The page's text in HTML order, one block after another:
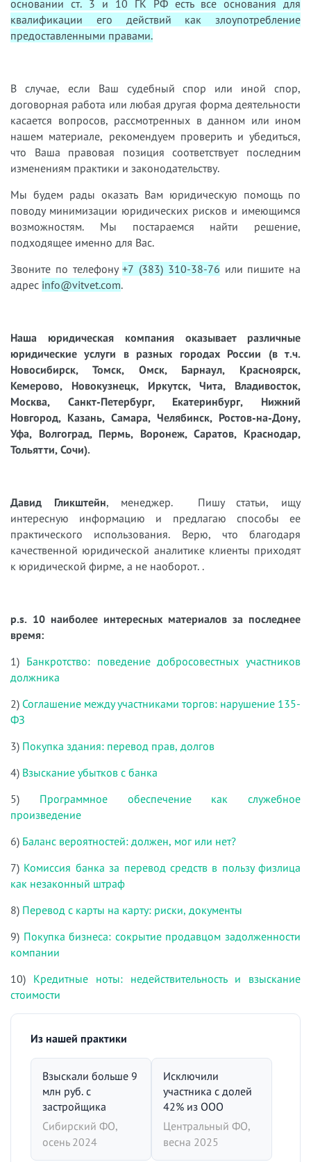
основании ст. 3 и 10 ГК РФ есть все основания для
квалификации его действий как злоупотребление
предоставленными правами.
В случае, если Ваш судебный спор или иной спор,
договорная работа или любая другая форма деятельности
касается вопросов, рассмотренных в данном или ином
нашем материале, рекомендуем проверить и убедиться,
что Ваша правовая позиция соответствует последним
изменениям практики и законодательству.
Мы будем рады оказать Вам юридическую помощь по
поводу минимизации юридических рисков и имеющимся
возможностям. Мы постараемся найти решение,
подходящее именно для Вас.
Звоните по телефону+7 (383) 310-38-76 или пишите на
адрес info@vitvet.com.
Наша юридическая компания оказывает различные
юридические услуги в разных городах России (в т.ч.
Новосибирск, Томск, Омск, Барнаул, Красноярск,
Кемерово, Новокузнецк, Иркутск, Чита, Владивосток,
Москва, Санкт-Петербург, Екатеринбург, Нижний
Новгород, Казань, Самара, Челябинск, Ростов-на-Дону,
Уфа, Волгоград, Пермь, Воронеж, Саратов, Краснодар,
Тольятти, Сочи).
Давид Гликштейн, менеджер. Пишу статьи, ищу
интересную информацию и предлагаю способы ее
практического использования. Верю, что благодаря
качественной юридической аналитике клиенты приходят
к юридической фирме, а не наоборот. .
p.s. 10 наиболее интересных материалов за последнее
время:
1) Банкротство: поведение добросовестных участников
должника
2) Соглашение между участниками торгов: нарушение 135-
ФЗ
3) Покупка здания: перевод прав, долгов
4) Взыскание убытков с банка
5) Программное обеспечение как служебное
произведение
6) Баланс вероятностей: должен, мог или нет?
7) Комиссия банка за перевод средств в пользу физлица
как незаконный штраф
8) Перевод с карты на карту: риски, документы
9) Покупка бизнеса: сокрытие продавцом задолженности
компании
10) Кредитные ноты: недействительность и взыскание
стоимости
Из нашей практики
Взыскали больше 9
млн руб. с
застройщика
Сибирский ФО,
осень 2024
Исключили
участника с долей
42% из ООО
Центральный ФО,
весна 2025